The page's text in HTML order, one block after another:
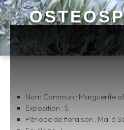
Nom Commun : Marguerite
Exposition : S
Période de floraison : Mai à